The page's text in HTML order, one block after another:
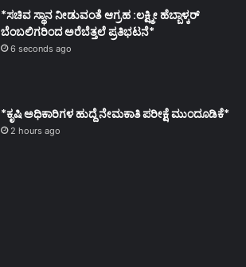
*ಸಚಿವ ಸ್ಥಾನ ನೀಡುವಂತೆ ಆಗ್ರಹ :ಲಕ್ಷ್ಮೀ ಹೆಬ್ಬಾಳ್ಕರ್
ಬೆಂಬಲಿಗರಿಂದ ಅರೆಬೆತ್ತಲೆ ಪ್ರತಿಭಟನೆ*
6 seconds ago
*ಕೃಷಿ ಅಧಿಕಾರಿಗಳ ಹುದ್ದೆ ನೇಮಕಾತಿ ಪರೀಕ್ಷೆ ಮುಂದೂಡಿಕೆ*
2 hours ago